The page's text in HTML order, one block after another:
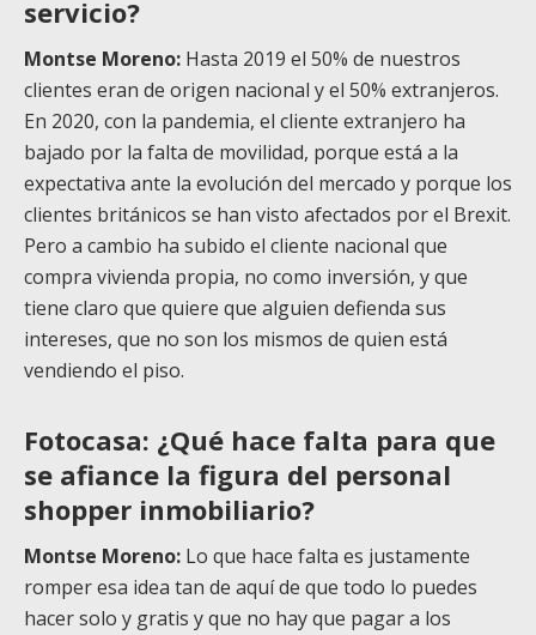
servicio?
Montse Moreno: Hasta 2019 el 50% de nuestros
clientes eran de origen nacional y el 50% extranjeros.
En 2020, con la pandemia, el cliente extranjero ha
bajado por la falta de movilidad, porque está a la
expectativa ante la evolución del mercado y porque los
clientes británicos se han visto afectados por el Brexit.
Pero a cambio ha subido el cliente nacional que
compra vivienda propia, no como inversión, y que
tiene claro que quiere que alguien defienda sus
intereses, que no son los mismos de quien está
vendiendo el piso.
Fotocasa: ¿Qué hace falta para que
se afiance la figura del personal
shopper inmobiliario?
Montse Moreno: Lo que hace falta es justamente
romper esa idea tan de aquí de que todo lo puedes
hacer solo y gratis y que no hay que pagar a los